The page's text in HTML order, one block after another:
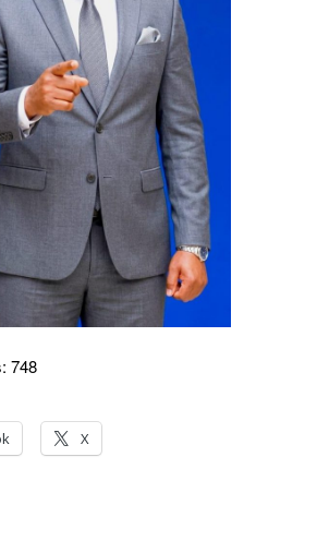
748
X